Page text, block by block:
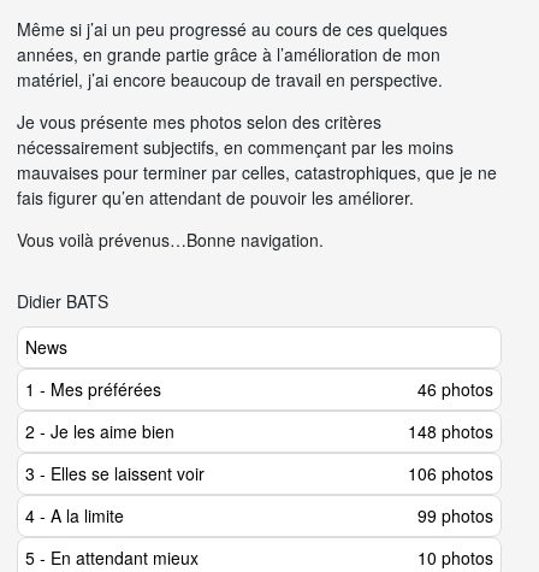
Même si j’ai un peu progressé au cours de ces quelques
années, en grande partie grâce à l’amélioration de mon
matériel, j’ai encore beaucoup de travail en perspective.
Je vous présente mes photos selon des critères
nécessairement subjectifs, en commençant par les moins
mauvaises pour terminer par celles, catastrophiques, que je ne
fais figurer qu’en attendant de pouvoir les améliorer.
Vous voilà prévenus…Bonne navigation.
Didier BATS
News
1 - Mes préférées
46 photos
2 - Je les aime bien
148 photos
3 - Elles se laissent voir
106 photos
4 - A la limite
99 photos
5 - En attendant mieux
10 photos